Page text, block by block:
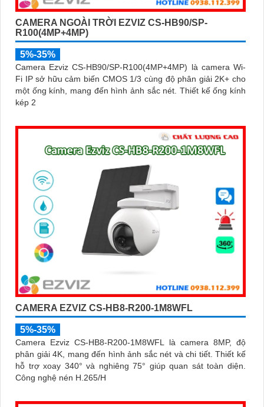
CAMERA NGOÀI TRỜI EZVIZ CS-HB90/SP-
R100(4MP+4MP)
5%-35%
Camera Ezviz CS-HB90/SP-R100(4MP+4MP) là camera Wi-
Fi IP sở hữu cảm biến CMOS 1/3 cùng độ phân giải 2K+ cho
một ống kính, mang đến hình ảnh sắc nét. Thiết kế ống kính
kép 2
CAMERA EZVIZ CS-HB8-R200-1M8WFL
5%-35%
Camera Ezviz CS-HB8-R200-1M8WFL là camera 8MP, độ
phân giải 4K, mang đến hình ảnh sắc nét và chi tiết. Thiết kế
hỗ trợ xoay 340° và nghiêng 75° giúp quan sát toàn diện.
Công nghệ nén H.265/H